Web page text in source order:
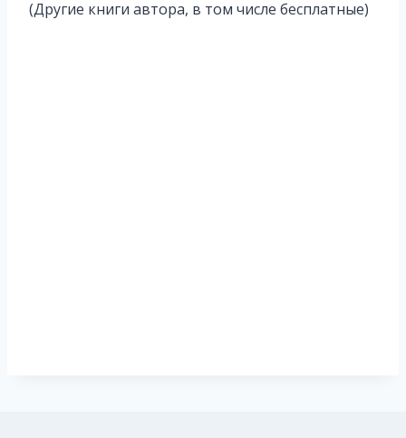
записи:
(Другие книги автора, в том числе бесплатные)